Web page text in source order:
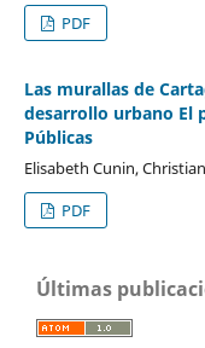
PDF
Las murallas de
desarrollo urbano El
Públicas
Elisabeth Cunin,
PDF
Últimas